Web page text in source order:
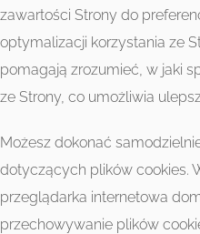
zawartości Strony do
optymalizacji korzystania ze
pomagają zrozumieć, w jaki
ze Strony, co umożliwia
Możesz dokonać
dotyczących plików cookies.
przeglądarka internetowa
przechowywanie plików